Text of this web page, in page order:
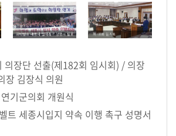
의장단 선출(제182회 임시회) / 의장
장 김장식 의원
기군의회 개원식
트 세종시입지 약속 이행 촉구 성명서